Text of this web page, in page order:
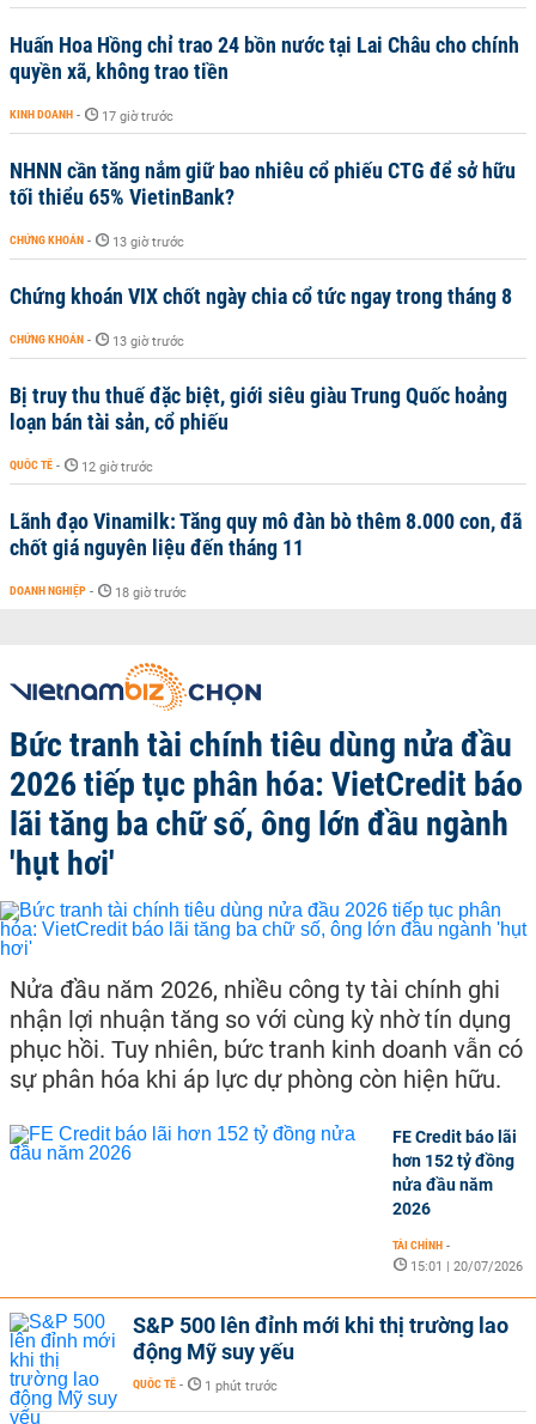
Huấn Hoa Hồng chỉ trao 24 bồn nước tại Lai Châu cho chính
quyền xã, không trao tiền
KINH DOANH - 17 giờ trước
NHNN cần tăng nắm giữ bao nhiêu cổ phiếu CTG để sở hữu
tối thiểu 65% VietinBank?
CHỨNG KHOÁN - 13 giờ trước
Chứng khoán VIX chốt ngày chia cổ tức ngay trong tháng 8
CHỨNG KHOÁN - 13 giờ trước
Bị truy thu thuế đặc biệt, giới siêu giàu Trung Quốc hoảng
loạn bán tài sản, cổ phiếu
QUỐC TẾ - 12 giờ trước
Lãnh đạo Vinamilk: Tăng quy mô đàn bò thêm 8.000 con, đã
chốt giá nguyên liệu đến tháng 11
DOANH NGHIỆP - 18 giờ trước
Bức tranh tài chính tiêu dùng nửa đầu
2026 tiếp tục phân hóa: VietCredit báo
lãi tăng ba chữ số, ông lớn đầu ngành
'hụt hơi'
Nửa đầu năm 2026, nhiều công ty tài chính ghi
nhận lợi nhuận tăng so với cùng kỳ nhờ tín dụng
phục hồi. Tuy nhiên, bức tranh kinh doanh vẫn có
sự phân hóa khi áp lực dự phòng còn hiện hữu.
FE Credit báo lãi
hơn 152 tỷ đồng
nửa đầu năm
2026
TÀI CHÍNH -
15:01 | 20/07/2026
S&P 500 lên đỉnh mới khi thị trường lao
động Mỹ suy yếu
QUỐC TẾ - 1 phút trước